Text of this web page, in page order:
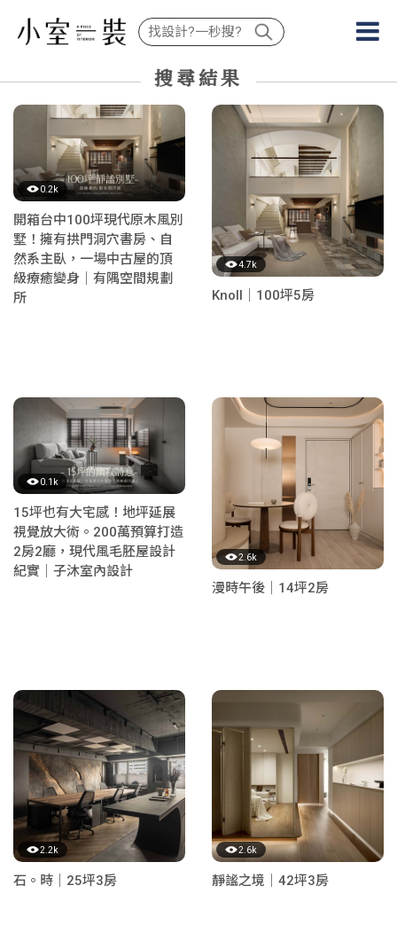
搜尋結果
0.2k
開箱台中100坪現代原木風別
墅！擁有拱門洞穴書房、自
然系主臥，一場中古屋的頂
級療癒變身｜有隅空間規劃
所
4.7k
Knoll｜100坪5房
0.1k
15坪也有大宅感！地坪延展
視覺放大術。200萬預算打造
2房2廳，現代風毛胚屋設計
紀實｜子沐室內設計
2.6k
漫時午後｜14坪2房
2.2k
石。時｜25坪3房
2.6k
靜謐之境｜42坪3房